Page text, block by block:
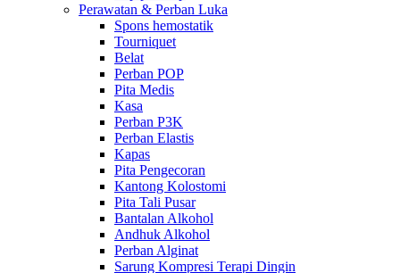
Perawatan & Perban Luka
Spons hemostatik
Tourniquet
Belat
Perban POP
Pita Medis
Kasa
Perban P3K
Perban Elastis
Kapas
Pita Pengecoran
Kantong Kolostomi
Pita Tali Pusar
Bantalan Alkohol
Andhuk Alkohol
Perban Alginat
Sarung Kompresi Terapi Dingin